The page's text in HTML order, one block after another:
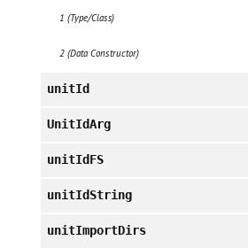
1 (Type/Class)
2 (Data Constructor)
unitId
UnitIdArg
unitIdFS
unitIdString
unitImportDirs